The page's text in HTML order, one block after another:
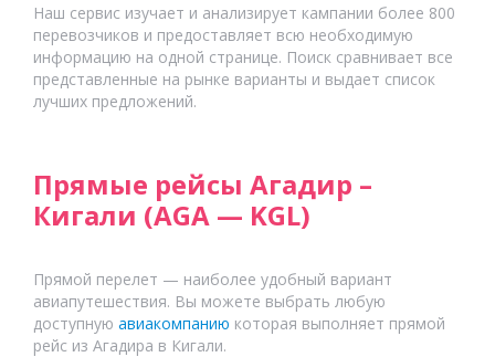
Наш сервис изучает и анализирует кампании более 800
перевозчиков и предоставляет всю необходимую
информацию на одной странице. Поиск сравнивает все
представленные на рынке варианты и выдает список
лучших предложений.
Прямые рейсы Агадир –
Кигали (AGA — KGL)
Прямой перелет — наиболее удобный вариант
авиапутешествия. Вы можете выбрать любую
доступную авиакомпанию которая выполняет прямой
рейс из Агадира в Кигали.